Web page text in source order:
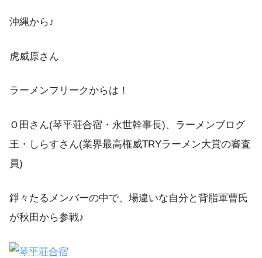
沖縄から♪
虎威原さん
ラーメンフリークからは！
Ｏ田さん(琴平荘合宿・永世幹事長)、ラーメンブログ
王・しらすさん(業界最高権威TRYラーメン大賞の審査
員)
錚々たるメンバーの中で、場違いな自分と背脂軍曹氏
が秋田から参戦♪